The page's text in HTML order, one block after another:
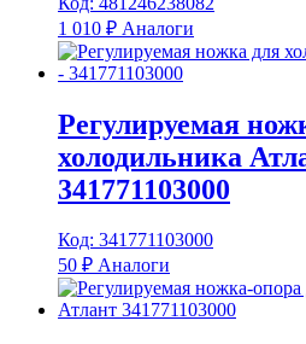
1 010 ₽ Аналоги
Регулируемая
холодильника
341771103000
Код: 341771103000
50 ₽ Аналоги